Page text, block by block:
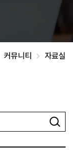
커뮤니티 자료실